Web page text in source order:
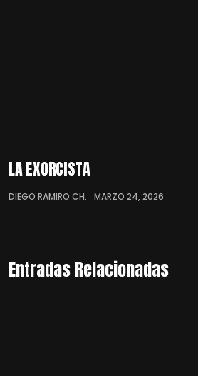
LA EXORCISTA
DIEGO RAMIRO CH. MARZO 24, 2026
Entradas Relacionadas